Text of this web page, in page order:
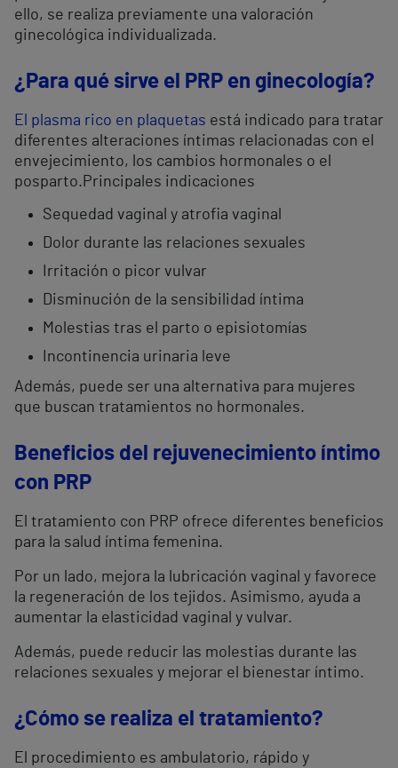
ello, se realiza previamente una valoración
ginecológica individualizada.
¿Para qué sirve el PRP en ginecología?
El plasma rico en plaquetas está indicado para tratar
diferentes alteraciones íntimas relacionadas con el
envejecimiento, los cambios hormonales o el
posparto.Principales indicaciones
Sequedad vaginal y atrofia vaginal
Dolor durante las relaciones sexuales
Irritación o picor vulvar
Disminución de la sensibilidad íntima
Molestias tras el parto o episiotomías
Incontinencia urinaria leve
Además, puede ser una alternativa para mujeres
que buscan tratamientos no hormonales.
Beneficios del rejuvenecimiento íntimo
con PRP
El tratamiento con PRP ofrece diferentes beneficios
para la salud íntima femenina.
Por un lado, mejora la lubricación vaginal y favorece
la regeneración de los tejidos. Asimismo, ayuda a
aumentar la elasticidad vaginal y vulvar.
Además, puede reducir las molestias durante las
relaciones sexuales y mejorar el bienestar íntimo.
¿Cómo se realiza el tratamiento?
El procedimiento es ambulatorio, rápido y